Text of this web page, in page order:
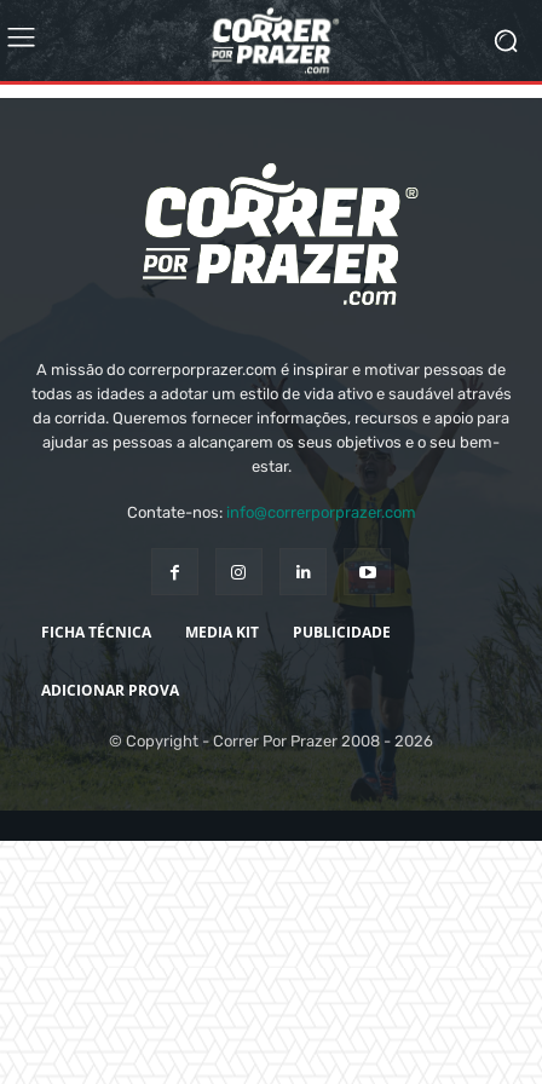
A missão do correrporprazer.com é inspirar e motivar pessoas de
todas as idades a adotar um estilo de vida ativo e saudável através
da corrida. Queremos fornecer informações, recursos e apoio para
ajudar as pessoas a alcançarem os seus objetivos e o seu bem-
estar.
Contate-nos: info@correrporprazer.com
FICHA TÉCNICA MEDIA KIT PUBLICIDADE
ADICIONAR PROVA
© Copyright - Correr Por Prazer 2008 - 2026